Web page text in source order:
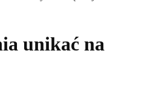
unikać na